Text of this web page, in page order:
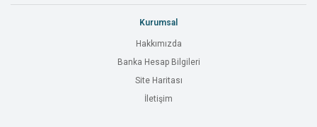
Kurumsal
Hakkımızda
Banka Hesap Bilgileri
Site Haritası
İletişim